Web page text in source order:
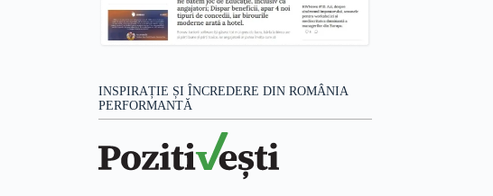
INSPIRAȚIE ȘI ÎNCREDERE DIN ROMÂNIA
PERFORMANTĂ